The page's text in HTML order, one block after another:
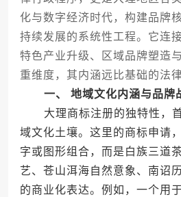
化与数字经济时代，构建品牌
持续发展的系统性工程。它连
特色产业升级、区域品牌塑造
重维度，其内涵远比基础的法
一、 地域文化内涵与品牌
大理商标注册的独特性，首
域文化土壤。这里的商标申请
字或图形组合，而是白族三道
艺、苍山洱海自然意象、南诏
的商业化表达。例如，一个用